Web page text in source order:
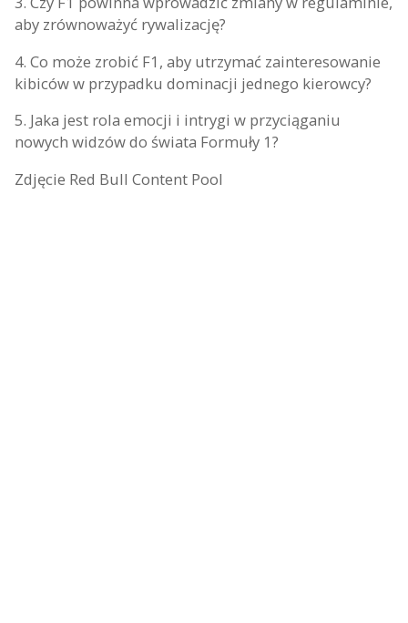
aby zrównoważyć rywalizację?
4. Co może zrobić F1, aby utrzymać zainteresowanie
kibiców w przypadku dominacji jednego kierowcy?
5. Jaka jest rola emocji i intrygi w przyciąganiu
nowych widzów do świata Formuły 1?
Zdjęcie Red Bull Content Pool